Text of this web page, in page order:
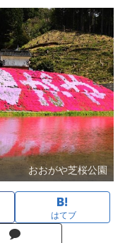
おおがや芝桜公園
はてブ